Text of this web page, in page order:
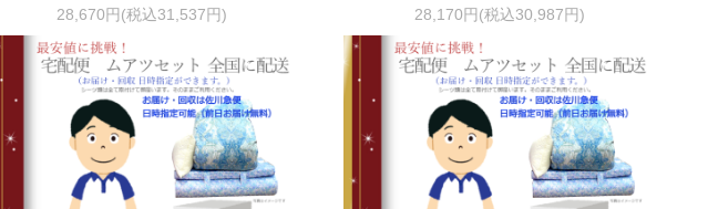
28,670円(税込31,537円)
28,170円(税込30,987円)